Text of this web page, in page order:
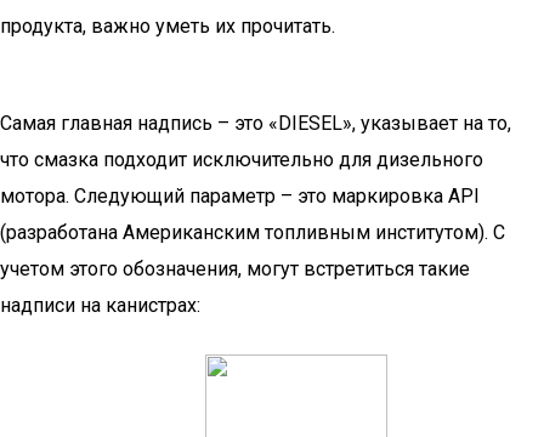
продукта, важно уметь их прочитать.
Самая главная надпись – это «DIESEL», указывает на то,
что смазка подходит исключительно для дизельного
мотора. Следующий параметр – это маркировка API
(разработана Американским топливным институтом). С
учетом этого обозначения, могут встретиться такие
надписи на канистрах: